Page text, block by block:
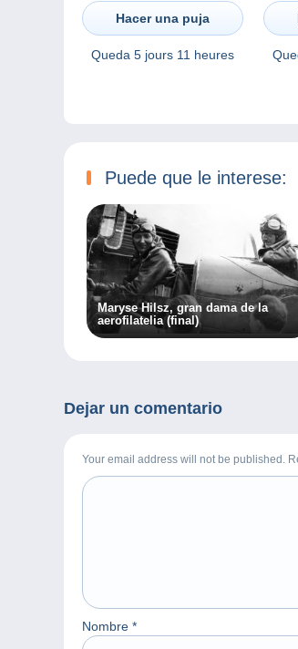
Hacer una puja
Queda 5 jours 11 heures
Puede que le interese:
Maryse Hilsz, gran dama de la
aerofilatelia (final)
Dejar un comentario
Your email address will not be published.
Nombre *